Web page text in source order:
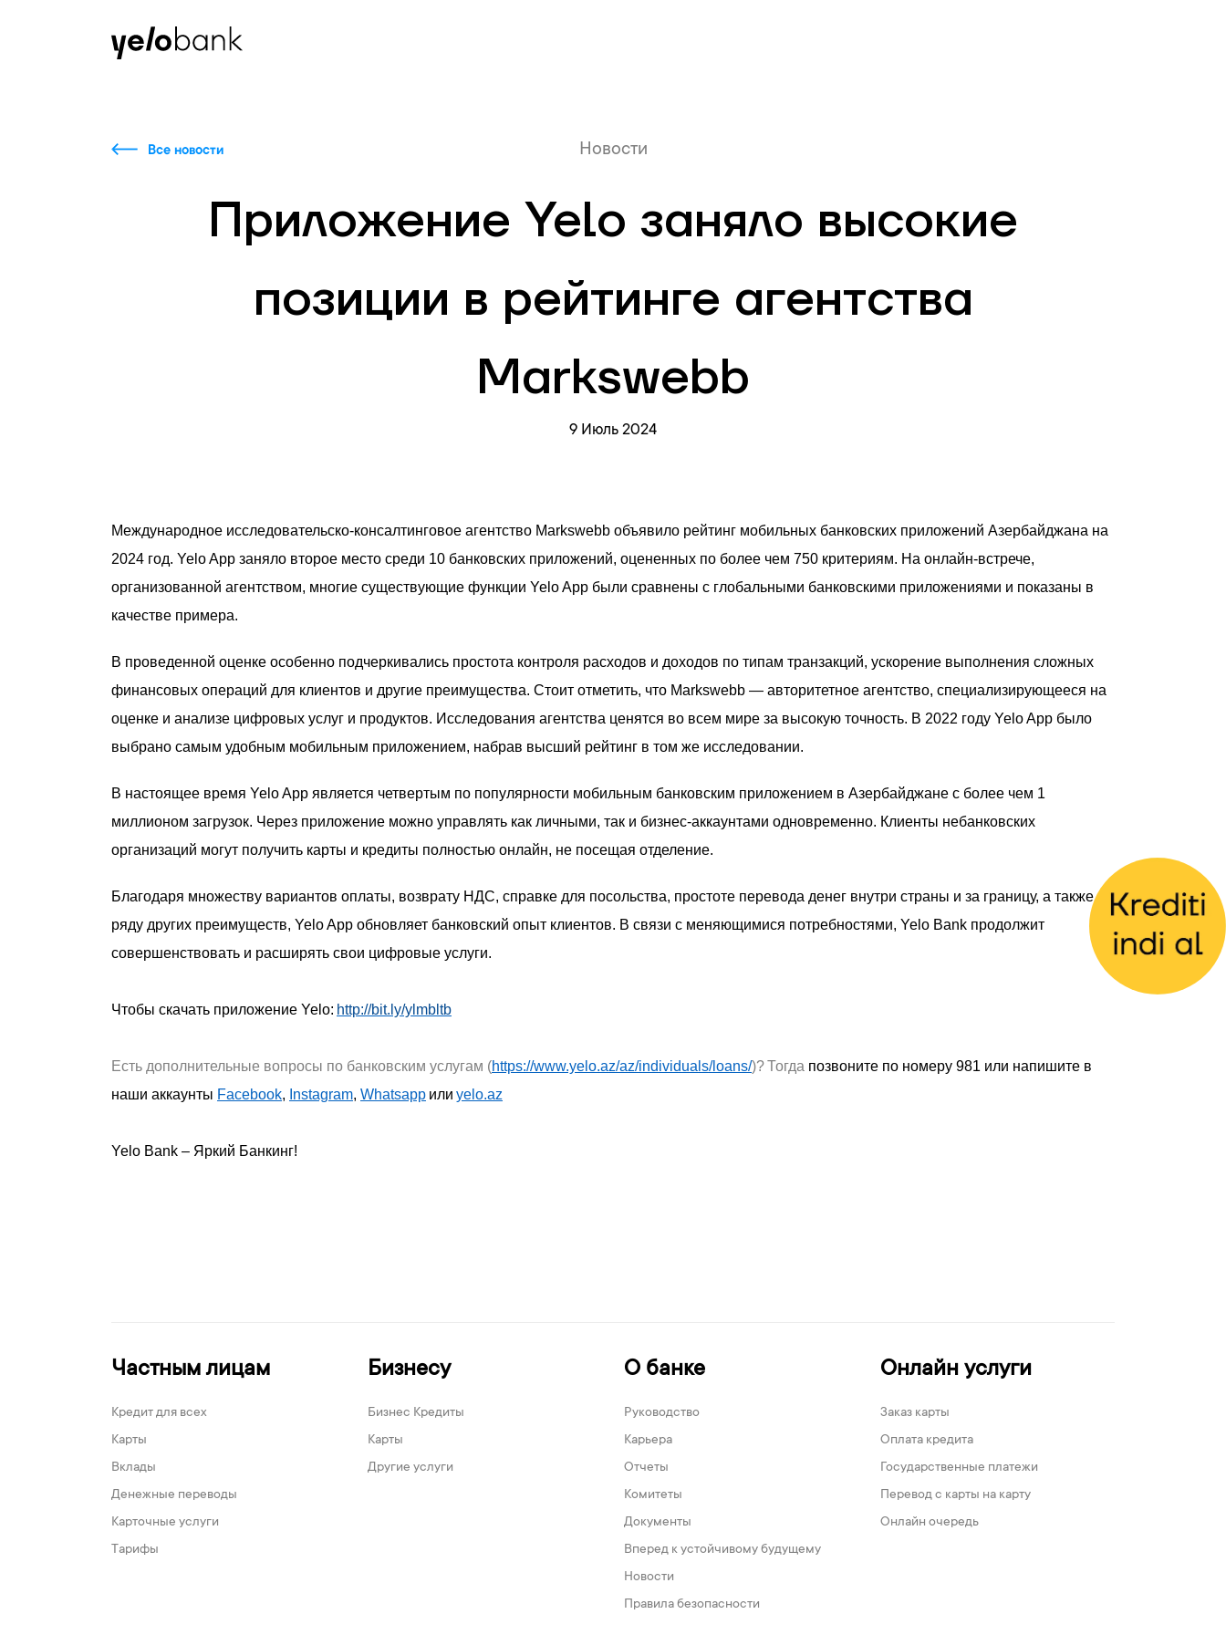
Все новости Новости
Приложение Yelo заняло высокие
позиции в рейтинге агентства
Markswebb
9 Июль 2024
Международное исследовательско-консалтинговое агентство Markswebb объявило рейтинг мобильных банковских приложений Азербайджана на
2024 год. Yelo App заняло второе место среди 10 банковских приложений, оцененных по более чем 750 критериям. На онлайн-встрече,
организованной агентством, многие существующие функции Yelo App были сравнены с глобальными банковскими приложениями и показаны в
качестве примера.
В проведенной оценке особенно подчеркивались простота контроля расходов и доходов по типам транзакций, ускорение выполнения сложных
финансовых операций для клиентов и другие преимущества. Стоит отметить, что Markswebb — авторитетное агентство, специализирующееся на
оценке и анализе цифровых услуг и продуктов. Исследования агентства ценятся во всем мире за высокую точность. В 2022 году Yelo App было
выбрано самым удобным мобильным приложением, набрав высший рейтинг в том же исследовании.
В настоящее время Yelo App является четвертым по популярности мобильным банковским приложением в Азербайджане с более чем 1
миллионом загрузок. Через приложение можно управлять как личными, так и бизнес-аккаунтами одновременно. Клиенты небанковских
организаций могут получить карты и кредиты полностью онлайн, не посещая отделение.
Благодаря множеству вариантов оплаты, возврату НДС, справке для посольства, простоте перевода денег внутри страны и за границу, а также
ряду других преимуществ, Yelo App обновляет банковский опыт клиентов. В связи с меняющимися потребностями, Yelo Bank продолжит
совершенствовать и расширять свои цифровые услуги.
Чтобы скачать приложение Yelo: http://bit.ly/ylmbltb
Есть дополнительные вопросы по банковским услугам (https://www.yelo.az/az/individuals/loans/)?Тогда позвоните по номеру 981 или напишите в
наши аккаунты Facebook, Instagram, Whatsapp или yelo.az
Yelo Bank – Яркий Банкинг!
Частным лицам
Кредит для всех
Карты
Вклады
Денежные переводы
Карточные услуги
Тарифы
Бизнесу
Бизнес Кредиты
Карты
Другие услуги
О банке
Руководство
Карьера
Отчеты
Комитеты
Документы
Вперед к устойчивому будущему
Новости
Правила безопасности
Онлайн услуги
Заказ карты
Оплата кредита
Государственные платежи
Перевод с карты на карту
Онлайн очередь